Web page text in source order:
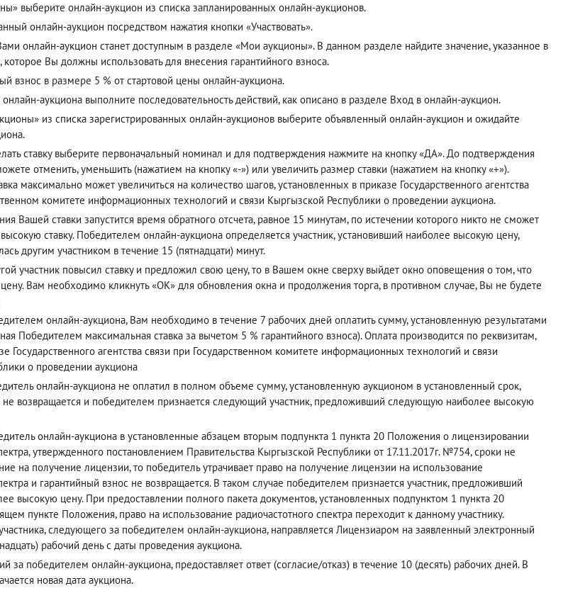
выберите онлайн-аукцион из списка запланированных онлайн-аукционов.
онлайн-аукцион посредством нажатия кнопки «Участвовать».
онлайн-аукцион станет доступным в разделе «Мои аукционы». В данном разделе найдите значение, указанное в
Вы должны использовать для внесения гарантийного взноса.
взнос в размере 5 % от стартовой цены онлайн-аукциона.
аукциона выполните последовательность действий, как описано в разделе Вход в онлайн-аукцион.
из списка зарегистрированных онлайн-аукционов выберите объявленный онлайн-аукцион и ожидайте
ставку выберите первоначальный номинал и для подтверждения нажмите на кнопку «ДА». До подтверждения
отменить, уменьшить (нажатием на кнопку «-») или увеличить размер ставки (нажатием на кнопку «+»).
максимально может увеличиться на количество шагов, установленных в приказе Государственного агентства
комитете информационных технологий и связи Кыргызской Республики о проведении аукциона.
Вашей ставки запустится время обратного отсчета, равное 15 минутам, по истечении которого никто не сможет
ставку. Победителем онлайн-аукциона определяется участник, установивший наиболее высокую цену,
другим участником в течение 15 (пятнадцати) минут.
участник повысил ставку и предложил свою цену, то в Вашем окне сверху выйдет окно оповещения о том, что
Вам необходимо кликнуть «ОК» для обновления окна и продолжения торга, в противном случае, Вы не будете
онлайн-аукциона, Вам необходимо в течение 7 рабочих дней оплатить сумму, установленную результатами
Победителем максимальная ставка за вычетом 5 % гарантийного взноса). Оплата производится по реквизитам,
Государственного агентства связи при Государственном комитете информационных технологий и связи
о проведении аукциона
онлайн-аукциона не оплатил в полном объеме сумму, установленную аукционом в установленный срок,
не возвращается и победителем признается следующий участник, предложивший следующую наиболее высокую
онлайн-аукциона в установленные абзацем вторым подпункта 1 пункта 20 Положения о лицензировании
утвержденного постановлением Правительства Кыргызской Республики от 17.11.2017г. №754, сроки не
на получение лицензии, то победитель утрачивает право на получение лицензии на использование
и гарантийный взнос не возвращается. В таком случае победителем признается участник, предложивший
высокую цену. При предоставлении полного пакета документов, установленных подпунктом 1 пункта 20
пункте Положения, право на использование радиочастотного спектра переходит к данному участнику.
следующего за победителем онлайн-аукциона, направляется Лицензиаром на заявленный электронный
рабочий день с даты проведения аукциона.
за победителем онлайн-аукциона, предоставляет ответ (согласие/отказ) в течение 10 (десять) рабочих дней. В
новая дата аукциона.